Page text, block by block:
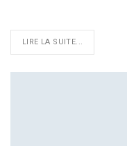
LIRE LA SUITE...